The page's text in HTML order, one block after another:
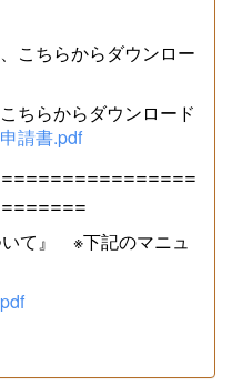
こちらからダウンロー
らからダウンロード
請書.pdf
いて』 ※下記のマニュ